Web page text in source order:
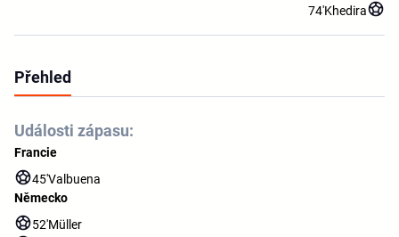
74'Khedira
Přehled
Události zápasu:
Francie
45'Valbuena
Německo
52'Müller